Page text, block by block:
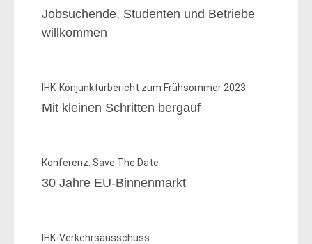
Jobsuchende, Studenten und Betriebe
willkommen
IHK-Konjunkturbericht zum Frühsommer 2023
Mit kleinen Schritten bergauf
Konferenz: Save The Date
30 Jahre EU-Binnenmarkt
IHK-Verkehrsausschuss